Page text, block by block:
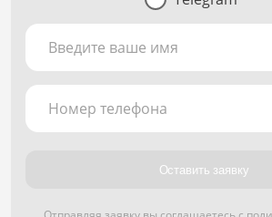
Введите ваше имя
Номер телефона
Оставить заявку